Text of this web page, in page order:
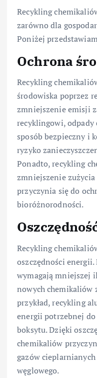
Recykling
zarówno dla
Poniżej
Ochrona
Recykling
środowiska poprzez
zmniejszenie emisji
recyklingowi, odpady
sposób bezpieczny i
ryzyko
Ponadto, recykling
zmniejszenie
przyczynia się do
bioróżnorodności.
Recykling
oszczędności
wymagają mniejszej
nowych chemikaliów
przykład, recykling
energii potrzebnej
boksytu. Dzięki
chemikaliów
gazów
węglowego.